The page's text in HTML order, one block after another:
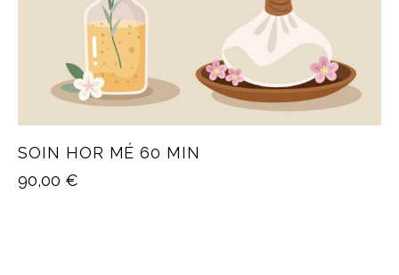
SOIN HOR MÉ 60 MIN
90,00 €